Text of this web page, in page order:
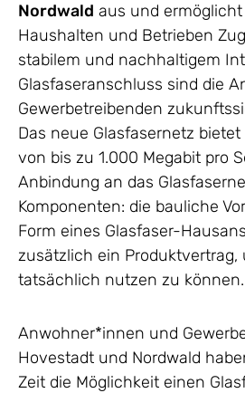
Nordwald aus und
Haushalten und Betrieben
stabilem und nachhaltigem
Glasfaseranschluss sind die
Gewerbetreibenden
Das neue Glasfasernetz
von bis zu 1.000 Megabit pro
Anbindung an das
Komponenten: die bauliche
Form eines Glasfaser-
zusätzlich ein
tatsächlich nutzen zu können.
Anwohner*innen und
Hovestadt und Nordwald
Zeit die Möglichkeit einen